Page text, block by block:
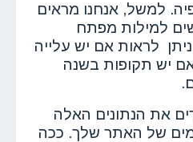
למשל, אנחנו מראים
למילות מפתח
לראות אם יש עלייה
יש תקופות בשנה
את הנתונים האלה
של האתר שלך. ככה